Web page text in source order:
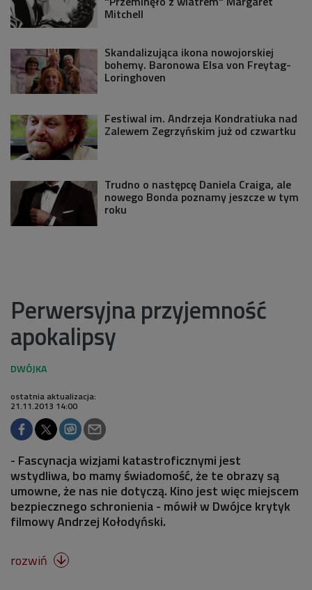
Mitchell
Skandalizująca ikona nowojorskiej
bohemy. Baronowa Elsa von Freytag-
Loringhoven
Festiwal im. Andrzeja Kondratiuka nad
Zalewem Zegrzyńskim już od czwartku
Trudno o następcę Daniela Craiga, ale
nowego Bonda poznamy jeszcze w tym
roku
Perwersyjna przyjemność
apokalipsy
ostatnia aktualizacja:
21.11.2013 14:00
- Fascynacja wizjami katastroficznymi jest
wstydliwa, bo mamy świadomość, że te obrazy są
umowne, że nas nie dotyczą. Kino jest więc miejscem
bezpiecznego schronienia - mówił w Dwójce krytyk
filmowy Andrzej Kołodyński.
rozwiń 